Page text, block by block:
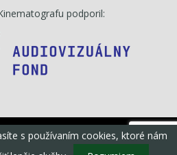
s používaním cookies, ktoré nám
podporil:
Všetky práva vyhradené
bydotcom.sk